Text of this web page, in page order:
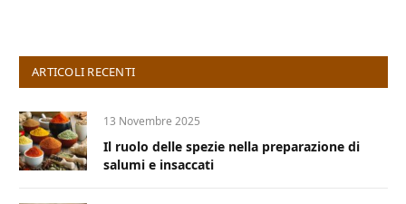
ARTICOLI RECENTI
13 Novembre 2025
Il ruolo delle spezie nella preparazione di
salumi e insaccati